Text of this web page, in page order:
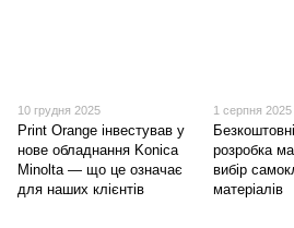
10 грудня 2025
Print Orange інвестував у
нове обладнання Konica
Minolta — що це означає
для наших клієнтів
1 серпня 2025
розробка
вибір
матеріалів